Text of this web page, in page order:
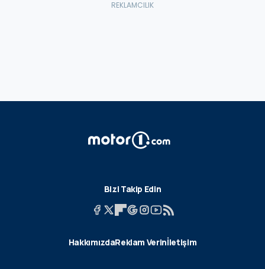
Bizi Takip Edin
HakkımızdaReklam Verinİletişim